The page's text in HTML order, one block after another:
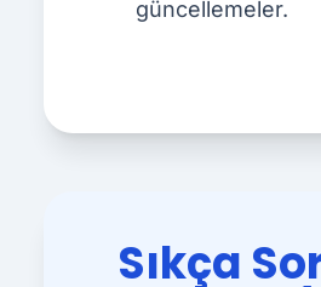
güncellemeler.
Sıkça